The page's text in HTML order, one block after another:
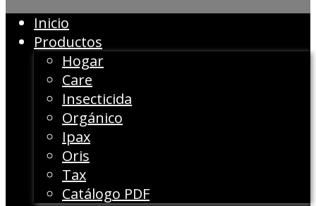
Inicio
Productos
Hogar
Care
Insecticida
Orgánico
Ipax
Oris
Tax
Catálogo PDF